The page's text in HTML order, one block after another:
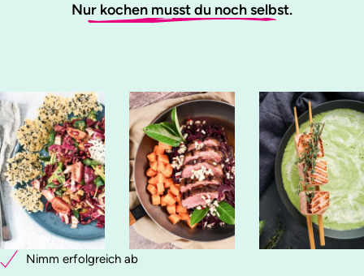
Nur kochen musst du noch selbst.
Nimm erfolgreich ab